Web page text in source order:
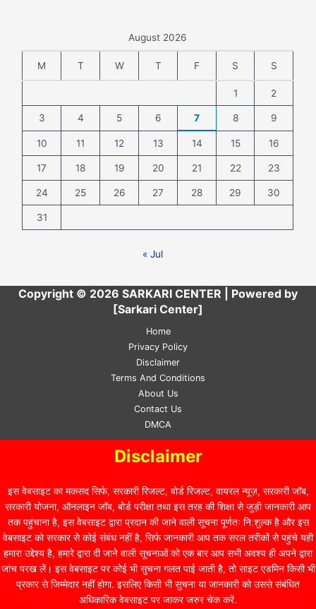
August 2026
M T W T F S S
1 2
3 4 5 6 7 8 9
10 11 12 13 14 15 16
17 18 19 20 21 22 23
24 25 26 27 28 29 30
31
« Jul
Copyright © 2026 SARKARI CENTER | Powered by
[Sarkari Center]
Home
Privacy Policy
Disclaimer
Terms And Conditions
About Us
Contact Us
DMCA
Disclaimer
इस वेबसाइट का मकसद सिर्फ, सरकारी रिजल्ट, बोर्ड रिजल्ट, वायरल न्यूज़, सरकारी जॉब,
सरकारी योजना, ऑनलाइन जॉब, बोर्ड परीक्षा तथा इस तरह की शिक्षा से जुड़ी जानकारी आप
तक पहुंचाना है, इस वेबसाइट द्वारा प्रदान की जाने वाली सूचना पूर्णतः नि:शुल्क है और इस
वेबसाइट को सरकार से कोई संबंध नहीं है, सिर्फ जानकारी आप तक सरल तरीकों से पहुंचे यही
हमारा उद्देश्य है, हमारे द्वारा दी जाने वाली सूचनाओं को एक बार आप सभी अवश्य ही अपने द्वारा
जांच परख लें। इस वेबसाइट पर कोई भी सुचना गलत पाई जाती है, तो साइट एडमिन किसी भी
प्रकार से जिम्मेदार नहीं होगा. इसलिए किसी भी सुचना या जानकारी को उससे संबंधित
अधिकारिक वेबसाइट पर जाकर जरुर चेक करें.